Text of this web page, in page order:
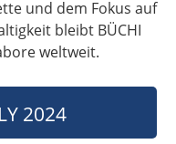
und dem Fokus auf
bleibt BÜCHI
weltweit.
2024